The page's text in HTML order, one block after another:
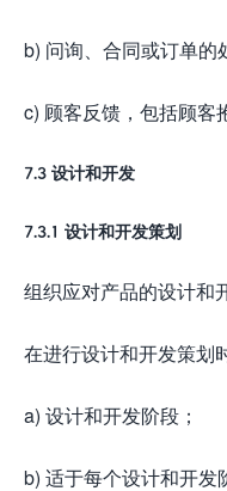
b) 问询、合同或订单的
c) 顾客反馈，包括顾客
7.3 设计和开发
7.3.1 设计和开发策划
组织应对产品的设计和
在进行设计和开发策划
a) 设计和开发阶段；
b) 适于每个设计和开发